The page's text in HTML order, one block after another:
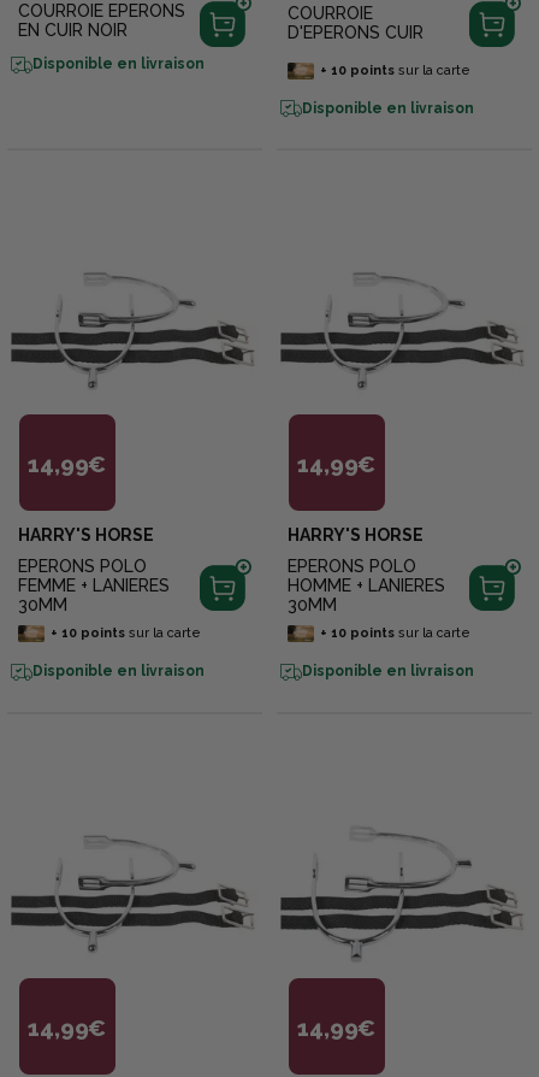
COURROIE EPERONS
EN CUIR NOIR
Disponible en livraison
COURROIE
D'EPERONS CUIR
+ 10pointssur la carte
Disponible en livraison
14,99€
HARRY'S HORSE
EPERONS POLO
FEMME + LANIERES
30MM
+ 10pointssur la carte
Disponible en livraison
14,99€
HARRY'S HORSE
EPERONS POLO
HOMME + LANIERES
30MM
+ 10pointssur la carte
Disponible en livraison
14,99€ 14,99€